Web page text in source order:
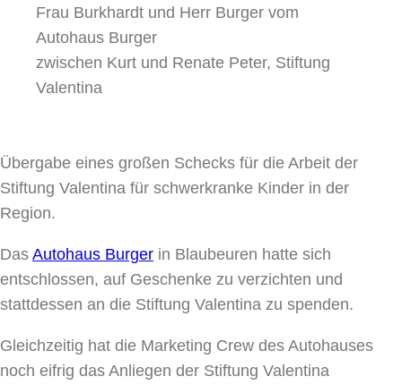
Frau Burkhardt und Herr Burger vom
Autohaus Burger
zwischen Kurt und Renate Peter, Stiftung
Valentina
Übergabe eines großen Schecks für die Arbeit der
Stiftung Valentina für schwerkranke Kinder in der
Region.
Das Autohaus Burger in Blaubeuren hatte sich
entschlossen, auf Geschenke zu verzichten und
stattdessen an die Stiftung Valentina zu spenden.
Gleichzeitig hat die Marketing Crew des Autohauses
noch eifrig das Anliegen der Stiftung Valentina